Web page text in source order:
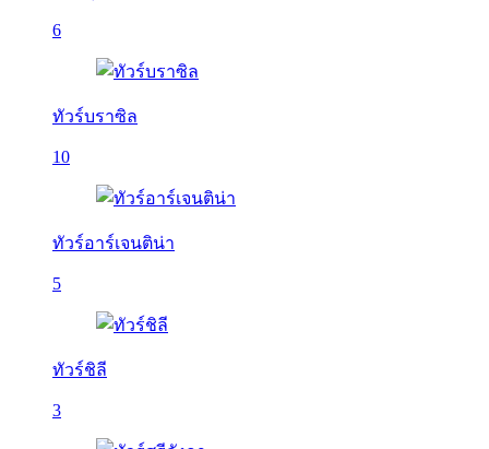
6
ทัวร์บราซิล
10
ทัวร์อาร์เจนติน่า
5
ทัวร์ชิลี
3